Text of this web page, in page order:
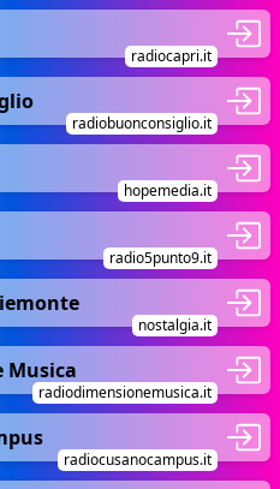
radiocapri.it
radiobuonconsiglio.it
hopemedia.it
radio5punto9.it
nostalgia.it
Musica
radiodimensionemusica.it
radiocusanocampus.it